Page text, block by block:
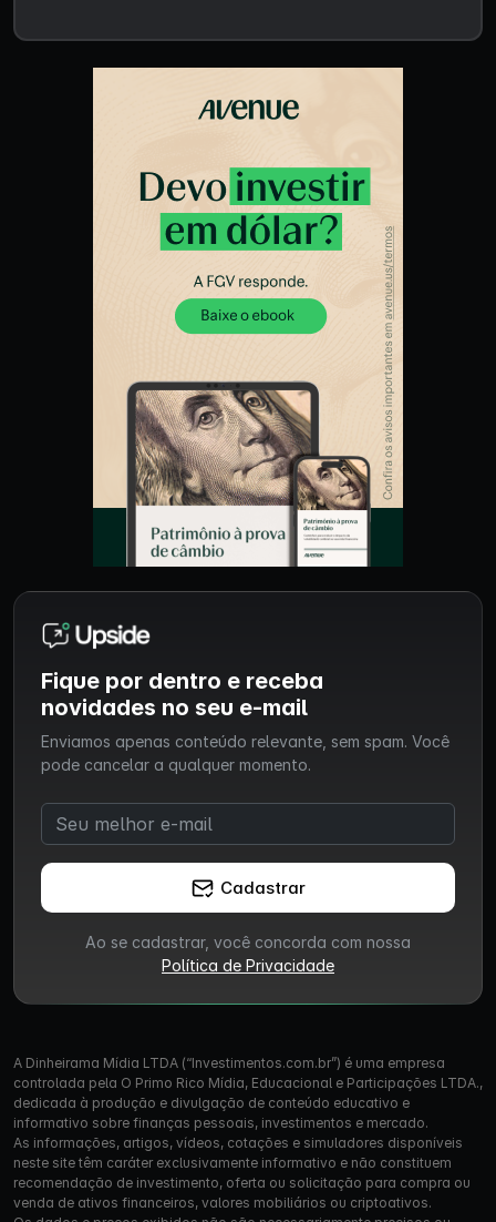
Fique por dentro e receba
novidades no seu e-mail
Enviamos apenas conteúdo relevante, sem spam. Você
pode cancelar a qualquer momento.
Cadastrar
Ao se cadastrar, você concorda com nossa
Política de Privacidade
A Dinheirama Mídia LTDA (“Investimentos.com.br”) é uma empresa
controlada pela O Primo Rico Mídia, Educacional e Participações LTDA.,
dedicada à produção e divulgação de conteúdo educativo e
informativo sobre finanças pessoais, investimentos e mercado.
As informações, artigos, vídeos, cotações e simuladores disponíveis
neste site têm caráter exclusivamente informativo e não constituem
recomendação de investimento, oferta ou solicitação para compra ou
venda de ativos financeiros, valores mobiliários ou criptoativos.